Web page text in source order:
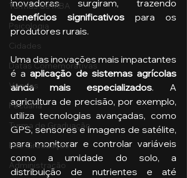
Turmas de MBA
Psicologia
Cidades
Datas Comemorativas
Vendas
Pecuária
Turma de Graduação
Pós-Graduação
Administração
benefícios significativos para os
produtores rurais.
Uma das inovações mais impactantes
é a aplicação de sistemas agrícolas
ainda mais especializados. A
agricultura de precisão, por exemplo,
utiliza tecnologias avançadas, como
GPS, sensores e imagens de satélite,
para monitorar e controlar variáveis
como a umidade do solo, a
distribuição de nutrientes e até